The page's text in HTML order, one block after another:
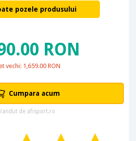
pozele produsului
RON
vechi: 1,659.00 RON
Cumpara acum
de afisport.ro